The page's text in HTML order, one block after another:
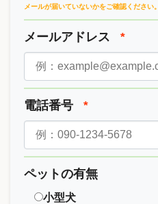
メールが届いていないかをご確認ください。
メールアドレス *
電話番号 *
ペットの有無
小型犬